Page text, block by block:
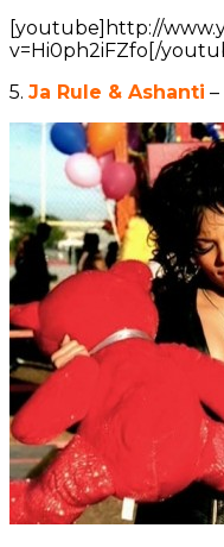
[youtube]http://
v=Hi0ph2iFZfo[/
5. Ja Rule & Ashanti –